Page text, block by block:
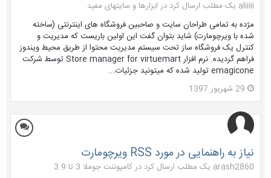
aliiiii یک مطلب ارسال کرد در
ابزارها و سایتهای مفید
مژده به تمامی طراحان سایت و صاحبین فروشگاه های اینترنتی (ساخته
شده با ویرچومارت) شاید بتوان گفت این اولین باریست که مدیریت و
کنترل یک فروشگاه ساز تحت سیستم مدیریت محتوا از طریق محیط ویندوز
فراهم گردیده. نرم افزار Store manager for virtuemart توسط شرکت
emagicone تولید شده که میتونید جزئیات...
29 شهریور 1397
نیاز به راهنمایی در مورد RSS ویرچومارت
arash2860 یک مطلب ارسال کرد در
کامپوننت جوملا 3 تا 3.9